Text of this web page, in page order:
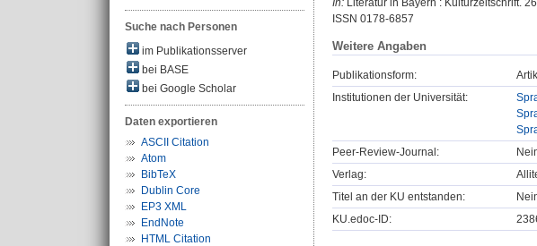
Suche nach Personen
im Publikationsserver
bei BASE
bei Google Scholar
Daten exportieren
ASCII Citation
Atom
BibTeX
Dublin Core
EP3 XML
EndNote
HTML Citation
In: Literatur in Bayern : Kulturzeitschrift.
ISSN 0178-6857
Weitere Angaben
Publikationsform:
Institutionen der Universität:
Peer-Review-Journal:
Verlag:
Titel an der KU entstanden:
KU.edoc-ID: